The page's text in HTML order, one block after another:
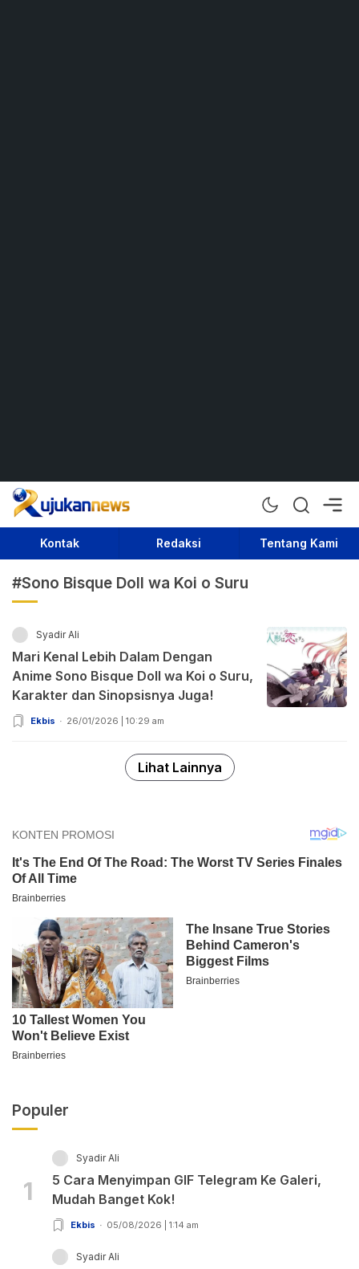
Rujukan News
Satu Rujukan Sejuta Informasi
Kontak Redaksi Tentang Kami
#Sono Bisque Doll wa Koi o Suru
Syadir Ali
Mari Kenal Lebih Dalam Dengan
Anime Sono Bisque Doll wa Koi o Suru,
Karakter dan Sinopsisnya Juga!
Ekbis 26/01/2026 | 10:29 am
Lihat Lainnya
Populer
1
Syadir Ali
5 Cara Menyimpan GIF Telegram Ke Galeri,
Mudah Banget Kok!
Ekbis 05/08/2026 | 1:14 am
Syadir Ali